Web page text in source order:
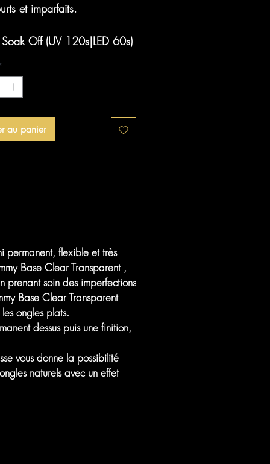
et imparfaits.
Off (UV 120s|LED 60s)
au panier
permanent, flexible et très
Base Clear Transparent ,
prenant soin des imperfections
Base Clear Transparent
ongles plats.
dessus puis une finition,
vous donne la possibilité
naturels avec un effet